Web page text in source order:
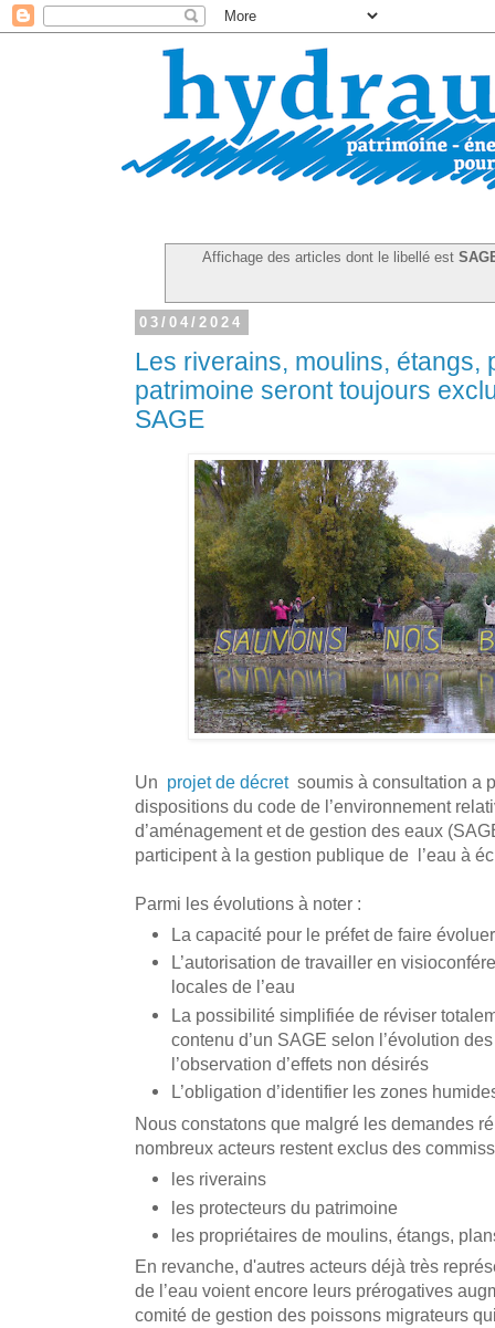
Affichage des articles dont le libellé est
03/04/2024
Les riverains, moulins, étangs,
patrimoine seront toujours
SAGE
Un projet de décret soumis à consultation a
dispositions du code de l’environnement
d’aménagement et de gestion des eaux
participent à la gestion publique de l’eau à
Parmi les évolutions à noter :
La capacité pour le préfet de faire
L’autorisation de travailler en
locales de l’eau
La possibilité simplifiée de réviser
contenu d’un SAGE selon l’évolution
l’observation d’effets non désirés
L’obligation d’identifier les zones
Nous constatons que malgré les demandes
nombreux acteurs restent exclus des
les riverains
les protecteurs du patrimoine
les propriétaires de moulins, étangs,
En revanche, d'autres acteurs déjà très
de l’eau voient encore leurs prérogatives
comité de gestion des poissons migrateurs